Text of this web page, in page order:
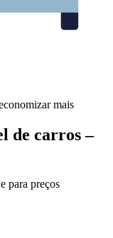
mais
de carros –
para preços